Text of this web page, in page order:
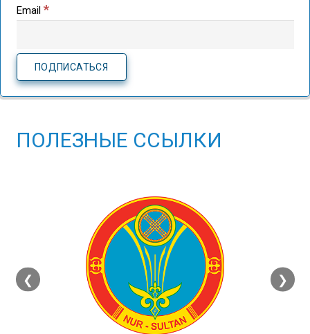
Email *
ПОЛЕЗНЫЕ ССЫЛКИ
❮ ❯